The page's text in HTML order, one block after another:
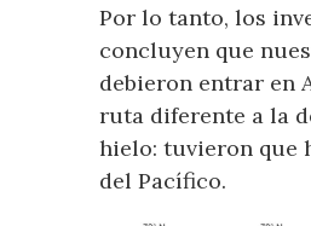
Por lo tanto, los
concluyen que
debieron entrar en
ruta diferente a la
hielo: tuvieron que
del Pacífico.